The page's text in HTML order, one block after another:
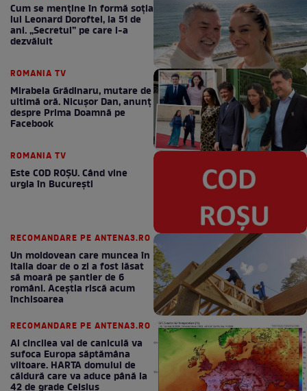
Cum se menţine în formă soţia
lui Leonard Doroftei, la 51 de
ani. „Secretul” pe care l-a
dezvăluit
ROMANIA TV
Mirabela Grădinaru, mutare de
ultimă oră. Nicuşor Dan, anunţ
despre Prima Doamnă pe
Facebook
ROMANIA TV
Este COD ROŞU. Când vine
urgia în Bucureşti
RECOMANDARE PE ANTENA3.RO
Un moldovean care muncea în
Italia doar de o zi a fost lăsat
să moară pe şantier de 6
români. Aceștia riscă acum
închisoarea
RECOMANDARE PE ANTENA3.RO
Al cincilea val de caniculă va
sufoca Europa săptămâna
viitoare. HARTA domului de
căldură care va aduce până la
42 de grade Celsius